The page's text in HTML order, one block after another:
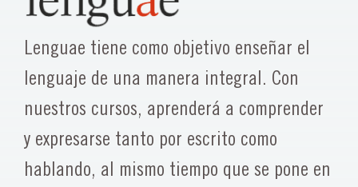
Lenguae tiene como objetivo enseñar el
lenguaje de una manera integral. Con
nuestros cursos, aprenderá a comprender
y expresarse tanto por escrito como
hablando, al mismo tiempo que se pone en